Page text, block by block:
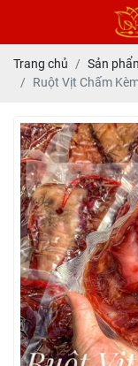
Trang chủ Sản
Ruột Vịt Chấm